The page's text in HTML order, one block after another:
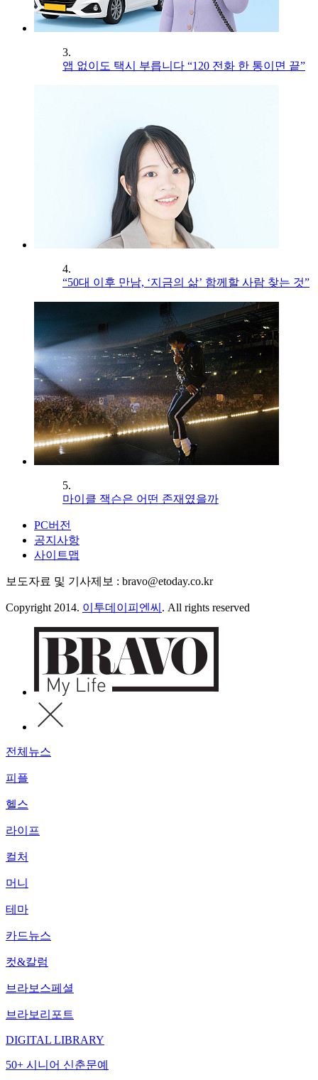
3.
앱 없이도 택시 부릅니다 “120 전화 한 통이면 끝”
4.
“50대 이후 만남, ‘지금의 삶’ 함께할 사람 찾는 것”
5.
마이클 잭슨은 어떤 존재였을까
PC버전
공지사항
사이트맵
보도자료 및 기사제보 : bravo@etoday.co.kr
Copyright 2014. 이투데이피엔씨 . All rights reserved
전체뉴스
피플
헬스
라이프
컬처
머니
테마
카드뉴스
컷&칼럼
브라보스페셜
브라보리포트
DIGITAL LIBRARY
50+ 시니어 신춘문예